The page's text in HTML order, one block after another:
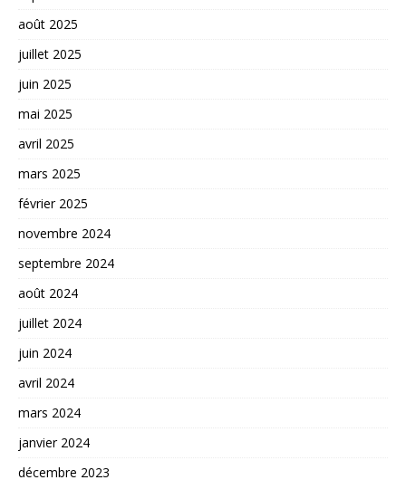
août 2025
juillet 2025
juin 2025
mai 2025
avril 2025
mars 2025
février 2025
novembre 2024
septembre 2024
août 2024
juillet 2024
juin 2024
avril 2024
mars 2024
janvier 2024
décembre 2023